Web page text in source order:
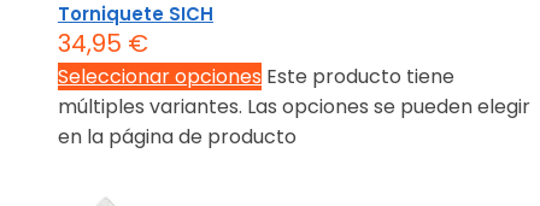
Torniquete SICH
34,95 €
Seleccionar opciones Este producto tiene
múltiples variantes. Las opciones se pueden elegir
en la página de producto